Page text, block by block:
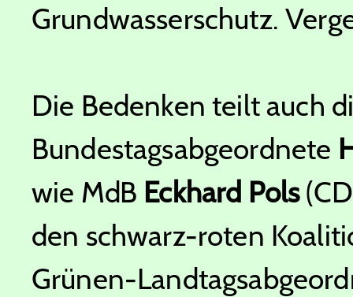
Grundwasserschutz.
Die Bedenken teilt auch
Bundestagsabgeordnete
wie MdB Eckhard Pols
den schwarz-roten
Grünen-